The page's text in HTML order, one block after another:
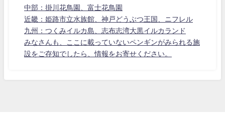
中部：掛川花鳥園、富士花鳥園
近畿：姫路市立水族館、神戸どうぶつ王国、ニフレル
九州：つくみイルカ島、志布志湾大黒イルカランド
みなさんも、ここに載っていないペンギンがみられる施
設をご存知でしたら、情報をお寄せください。